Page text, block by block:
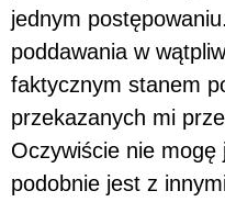
jednym
poddawania w
faktycznym stanem
przekazanych mi
Oczywiście nie
podobnie jest z